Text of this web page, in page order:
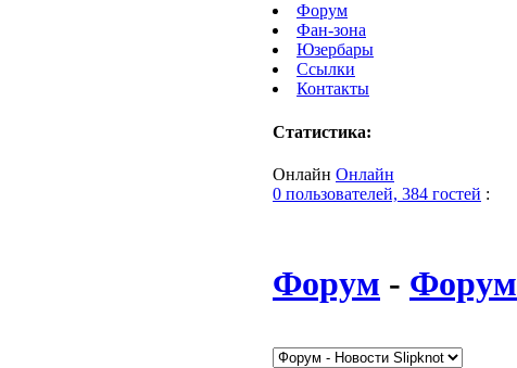
Форум
Фан-зона
Юзербары
Ссылки
Контакты
Статистика:
Онлайн Онлайн
0 пользователей, 384 гостей :
Форум - Форум